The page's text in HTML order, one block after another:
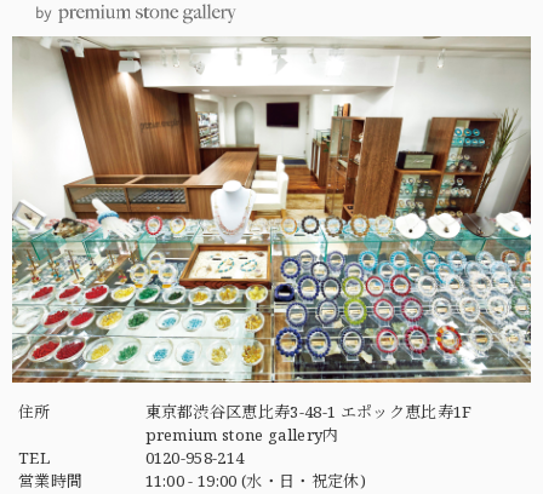
住所
東京都渋谷区恵比寿3-48-1 エポック恵比寿1F
premium stone gallery内
TEL
0120-958-214
営業時間
11:00 - 19:00 (水・日・祝定休)